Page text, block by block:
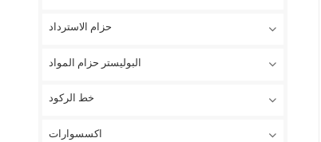
حزام الاسترداد
البوليستر حزام المواد
خط الركود
اكسسوارات